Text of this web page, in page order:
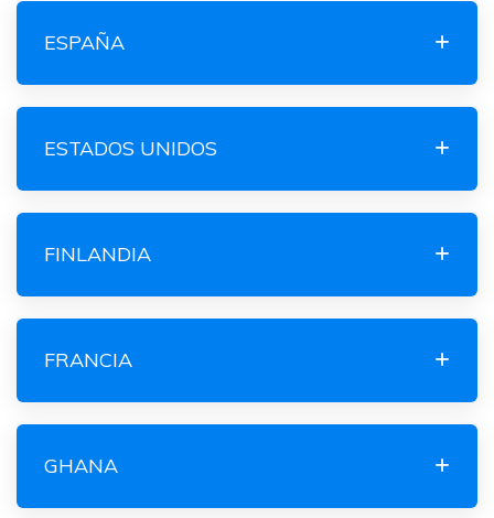
ESPAÑA
ESTADOS UNIDOS
FINLANDIA
FRANCIA
GHANA